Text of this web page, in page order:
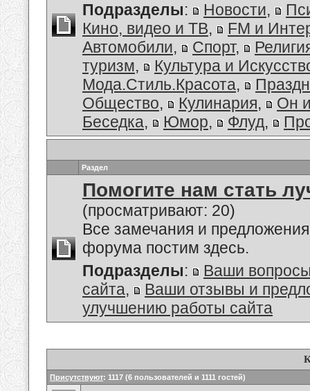
Подразделы: Новости,
Кино, видео и ТВ,
FM и
Автомобили, Спорт,
туризм,
Культура и
Мода.Стиль.Красота,
Общество, Кулинария,
Он
Беседка, Юмор, Флуд,
Раздел
Помогите нам стать
(просматривают: 20)
Все замечания и
форума постим здесь.
Подразделы:
Ваши
сайта,
Ваши отзывы и
улучшению работы сайта
Присутствуют: 1117 (6 пользователей и 1111 гостей)